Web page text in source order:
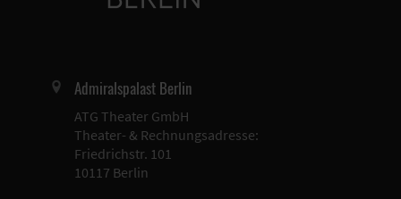
Admiralspalast Berlin
ATG Theater GmbH
Theater- & Rechnungsadresse:
Friedrichstr. 101
10117 Berlin